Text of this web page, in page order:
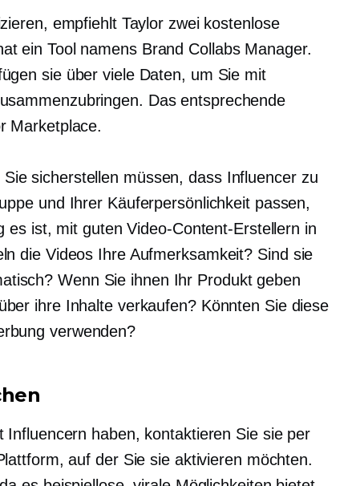
empfiehlt Taylor zwei kostenlose
ein Tool namens Brand Collabs Manager.
sie über viele Daten, um Sie mit
Das entsprechende
Marketplace.
sicherstellen müssen, dass Influencer zu
und Ihrer Käuferpersönlichkeit passen,
es ist, mit guten Video-Content-Erstellern in
die Videos Ihre Aufmerksamkeit? Sind sie
Wenn Sie ihnen Ihr Produkt geben
ihre Inhalte verkaufen? Könnten Sie diese
verwenden?
Influencern haben, kontaktieren Sie sie per
auf der Sie sie aktivieren möchten.